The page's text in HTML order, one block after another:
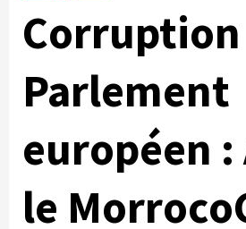
Corruption
Parlement
européen :
le